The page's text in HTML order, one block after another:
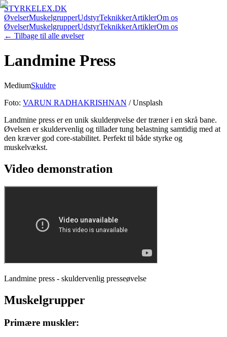
STYRKELEX.DK
ØvelserMuskelgrupperUdstyrTeknikkerArtiklerOm os
ØvelserMuskelgrupperUdstyrTeknikkerArtiklerOm os
← Tilbage til alle øvelser
Landmine Press
MediumSkuldre
Foto: VARUN RADHAKRISHNAN / Unsplash
Landmine press er en unik skulderøvelse der træner i en skrå bane.
Øvelsen er skuldervenlig og tillader tung belastning samtidig med at
den kræver god core-stabilitet. Perfekt til både styrke og
muskelvækst.
Video demonstration
Landmine press - skuldervenlig presseøvelse
Muskelgrupper
Primære muskler: